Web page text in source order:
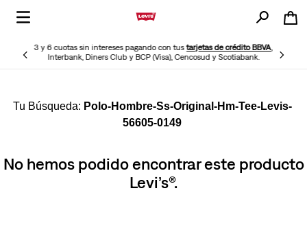
3 y 6 cuotas sin intereses pagando con tustarjetas de crédito BBVA,
Interbank, Diners Club y BCP (Visa), Cencosud y Scotiabank.
Polo-Hombre-Ss-Original-Hm-Tee-Levis-
56605-0149
No hemos podido encontrar este producto
Levi’s®.